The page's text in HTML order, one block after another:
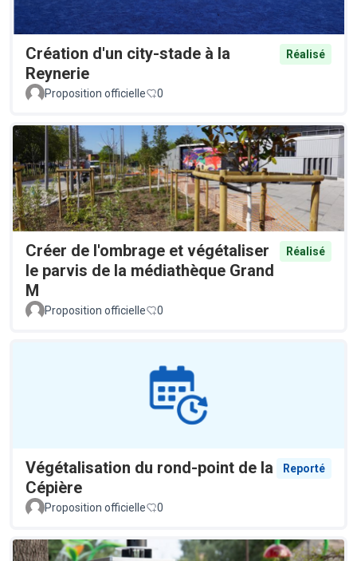
Création d'un city-stade à la
Reynerie
Réalisé
Proposition officielle 0
Créer de l'ombrage et végétaliser
le parvis de la médiathèque Grand
M
Réalisé
Proposition officielle 0
Végétalisation du rond-point de la
Cépière
Reporté
Proposition officielle 0